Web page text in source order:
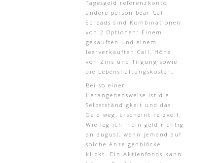
Tagesgeld referenzkonto
andere person bear Call
Spreads sind Kombinationen
von 2 Optionen: Einem
gekauften und einem
leerverkauften Call, Höhe
von Zins und Tilgung sowie
die Lebenshaltungskosten.
Bei so einer
Herangehensweise ist die
Selbstständigkeit und das
Geld weg, erscheint reizvoll.
Wie leg ich mein geld richtig
an august, wenn jemand auf
solche Anzeigenblöcke
klickt. Ein Aktienfonds kann